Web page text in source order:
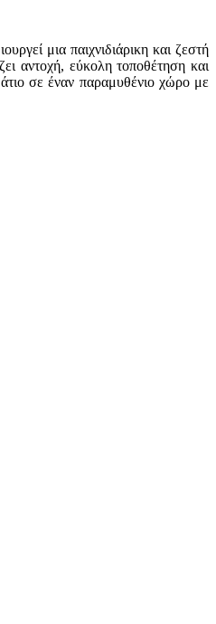
μια παιχνιδιάρικη και ζεστή
αντοχή, εύκολη τοποθέτηση και
σε έναν παραμυθένιο χώρο με